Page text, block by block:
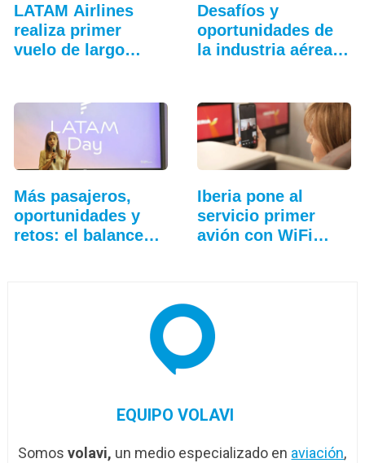
LATAM Airlines
realiza primer
vuelo de largo
Desafíos y
oportunidades de
la industria aérea
Más pasajeros,
oportunidades y
retos: el balance…
Iberia pone al
servicio primer
avión con WiFi
EQUIPO VOLAVI
Somosvolavi, un medio especializado en aviación,